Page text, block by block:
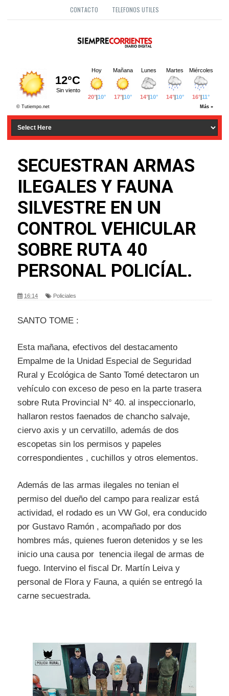
CONTACTO TELEFONOS UTILES
SECUESTRAN ARMAS
ILEGALES Y FAUNA
SILVESTRE EN UN
CONTROL VEHICULAR
SOBRE RUTA 40
PERSONAL POLICÍAL.
16:14 Policiales
SANTO TOME :
Esta mañana, efectivos del destacamento
Empalme de la Unidad Especial de Seguridad
Rural y Ecológica de Santo Tomé detectaron un
vehículo con exceso de peso en la parte trasera
sobre Ruta Provincial N° 40. al inspeccionarlo,
hallaron restos faenados de chancho salvaje,
ciervo axis y un cervatillo, además de dos
escopetas sin los permisos y papeles
correspondientes , cuchillos y otros elementos.
Además de las armas ilegales no tenian el
permiso del dueño del campo para realizar está
actividad, el rodado es un VW Gol, era conducido
por Gustavo Ramón , acompañado por dos
hombres más, quienes fueron detenidos y se les
inicio una causa por tenencia ilegal de armas de
fuego. Intervino el fiscal Dr. Martín Leiva y
personal de Flora y Fauna, a quién se entregó la
carne secuestrada.